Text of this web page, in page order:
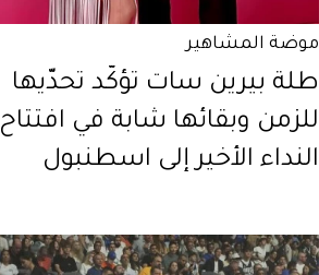
موضة المشاهير
طلة بيرين سات تؤكّد تحدّيها
للزمن وبقائها شابة في افتتاح
النداء الأخير إلى اسطنبول